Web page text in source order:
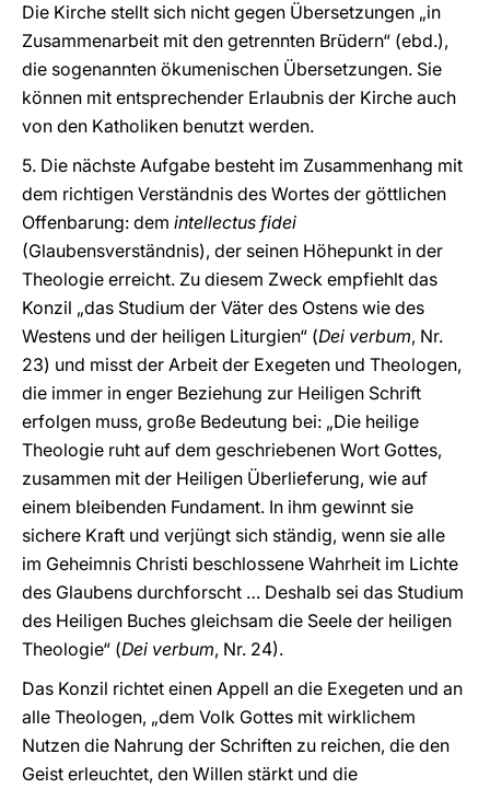
Die Kirche stellt sich nicht gegen Übersetzungen „in
Zusammenarbeit mit den getrennten Brüdern“ (ebd.),
die sogenannten ökumenischen Übersetzungen. Sie
können mit entsprechender Erlaubnis der Kirche auch
von den Katholiken benutzt werden.
5. Die nächste Aufgabe besteht im Zusammenhang mit
dem richtigen Verständnis des Wortes der göttlichen
Offenbarung: dem intellectus fidei
(Glaubensverständnis), der seinen Höhepunkt in der
Theologie erreicht. Zu diesem Zweck empfiehlt das
Konzil „das Studium der Väter des Ostens wie des
Westens und der heiligen Liturgien“ (Dei verbum, Nr.
23) und misst der Arbeit der Exegeten und Theologen,
die immer in enger Beziehung zur Heiligen Schrift
erfolgen muss, große Bedeutung bei: „Die heilige
Theologie ruht auf dem geschriebenen Wort Gottes,
zusammen mit der Heiligen Überlieferung, wie auf
einem bleibenden Fundament. In ihm gewinnt sie
sichere Kraft und verjüngt sich ständig, wenn sie alle
im Geheimnis Christi beschlossene Wahrheit im Lichte
des Glaubens durchforscht … Deshalb sei das Studium
des Heiligen Buches gleichsam die Seele der heiligen
Theologie“ (Dei verbum, Nr. 24).
Das Konzil richtet einen Appell an die Exegeten und an
alle Theologen, „dem Volk Gottes mit wirklichem
Nutzen die Nahrung der Schriften zu reichen, die den
Geist erleuchtet, den Willen stärkt und die